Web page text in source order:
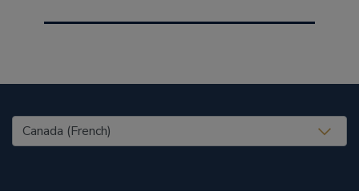
United States (EN)